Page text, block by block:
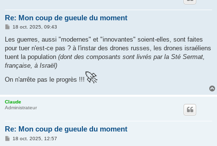
Re: Mon coup de gueule du moment
M
s
a
g
18 oct. 2025, 09:43
Les guerres, aussi "modernes" et "innovantes" soient-elles, sont faites
pour tuer n'est-ce pas ? à l'instar des drones russes, les drones israéliens
tuent la population (dont des composants sont livrés par la Sté Sermat,
française, à Israël)
On n'arrête pas le progrès !!!🚀
Claude
Administrateur
Re: Mon coup de gueule du moment
M18 oct. 2025, 12:57